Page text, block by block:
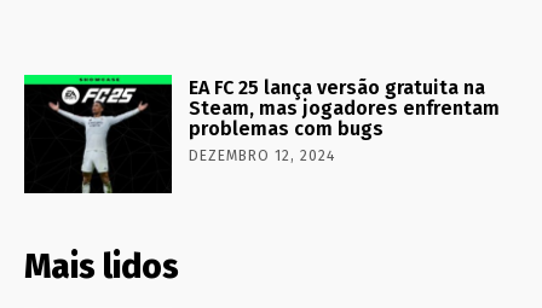
EA FC 25 lança versão gratuita na
Steam, mas jogadores enfrentam
problemas com bugs
DEZEMBRO 12, 2024
Mais lidos